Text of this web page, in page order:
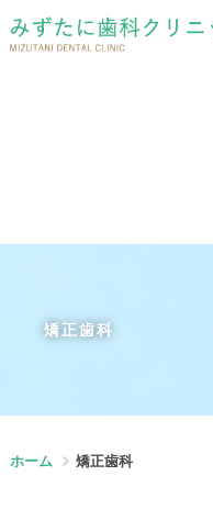
ニュース
矯正歯科
ホーム 矯正歯科